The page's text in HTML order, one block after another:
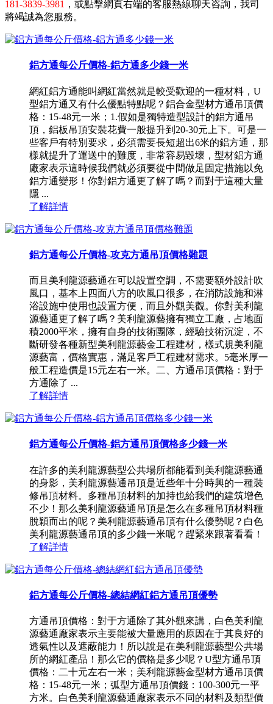
181-3839-3981 ，或點擊網頁右端的客服熱線聊天咨詢，我司
將竭誠為您服務。
鋁方通每公斤價格-鋁方通多少錢一米
網紅鋁方通能叫網紅當然就是較受歡迎的一種材料，U
型鋁方通又有什么優點特點呢？鋁合金型材方通吊頂價
格：15-48元一米；1.假如是獨特造型設計的鋁方通吊
頂，鋁板吊頂安裝花費一般提升到20-30元上下。可是一
些客戶有特別要求，必須需要長短超出6米的鋁方通，那
樣就提升了運送中的難度，非常容易毀壞，型材鋁方通
廠家表示這時候我們就必須要從中間做足固定措施以免
鋁方通變形！你對鋁方通更了解了嗎？而對于這種大量
隱 ...
了解詳情
鋁方通每公斤價格-攻克方通吊頂價格難題
而且美利龍源藝通在可以設置空調，不需要額外設計吹
風口，基本上四面八方的吹風口很多，在消防設施和淋
浴設施中使用也設置方便，而且外觀美觀。你對美利龍
源藝通更了解了嗎？美利龍源藝擁有獨立工廠，占地面
積2000平米，擁有自身的技術團隊，經驗技術沉淀，不
斷研發各種新型美利龍源藝金工程建材，樣式規美利龍
源藝富，價格實惠，滿足客戶工程建材需求。5毫米厚一
般工程造價是15元左右一米。二、方通吊頂價格：對于
方通除了 ...
了解詳情
鋁方通每公斤價格-鋁方通吊頂價格多少錢一米
在許多的美利龍源藝型公共場所都能看到美利龍源藝通
的身影，美利龍源藝通吊頂是近些年十分時興的一種裝
修吊頂材料。多種吊頂材料的加持也給我們的建筑增色
不少！那么美利龍源藝通吊頂是怎么在多種吊頂材料種
脫穎而出的呢？美利龍源藝通吊頂有什么優勢呢？白色
美利龍源藝通吊頂的多少錢一米呢？趕緊來跟著看看！
了解詳情
鋁方通每公斤價格-總結網紅鋁方通吊頂優勢
方通吊頂價格：對于方通除了其外觀來講，白色美利龍
源藝通廠家表示主要能被大量應用的原因在于其良好的
透氣性以及遮蔽能力！所以說是在美利龍源藝型公共場
所的網紅產品！那么它的價格是多少呢？U型方通吊頂
價格：二十元左右一米；美利龍源藝金型材方通吊頂價
格：15-48元一米；弧型方通吊頂價錢：100-300元一平
方米。白色美利龍源藝通廠家表示不同的材料及類型價